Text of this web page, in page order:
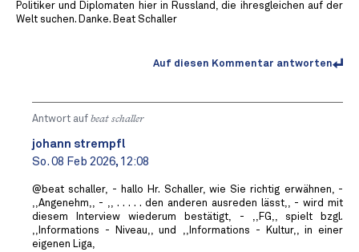
Politiker und Diplomaten hier in Russland, die ihresgleichen auf der
Welt suchen. Danke. Beat Schaller
Auf diesen Kommentar antworten
Antwort auf beat schaller
johann strempfl
So. 08 Feb 2026, 12:08
@beat schaller, - hallo Hr. Schaller, wie Sie richtig erwähnen, -
,,Angenehm,, - ,, . . . . . den anderen ausreden lässt,, - wird mit
diesem Interview wiederum bestätigt, - ,,FG,, spielt bzgl.
,,Informations - Niveau,, und ,,Informations - Kultur,, in einer
eigenen Liga,